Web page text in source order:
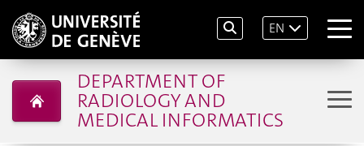
EN
DEPARTMENT OF
RADIOLOGY AND
MEDICAL INFORMATICS